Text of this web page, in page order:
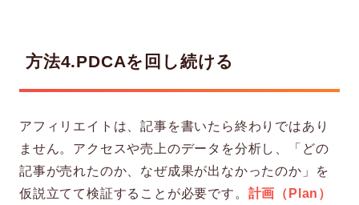
方法4.PDCAを回し続ける
アフィリエイトは、記事を書いたら終わりではあり
ません。アクセスや売上のデータを分析し、「どの
記事が売れたのか、なぜ成果が出なかったのか」を
仮説立てて検証することが必要です。 計画（Plan）